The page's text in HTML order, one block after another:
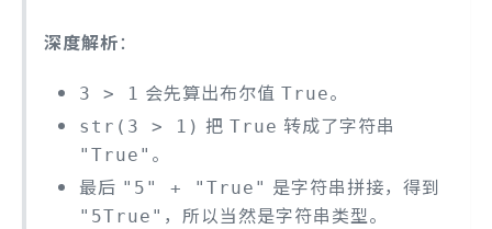
深度解析：
3 > 1 会先算出布尔值 True。
str(3 > 1) 把 True 转成了字符串
"True" 。
最后 "5" + "True" 是字符串拼接，得到
"5True" ，所以当然是字符串类型。